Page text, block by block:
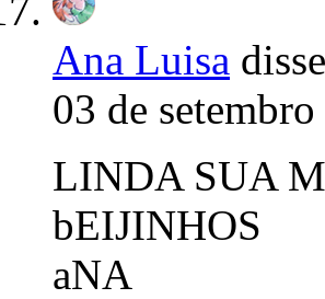
Ana Luisa
03 de
LINDA SUA
bEIJINHOS
aNA